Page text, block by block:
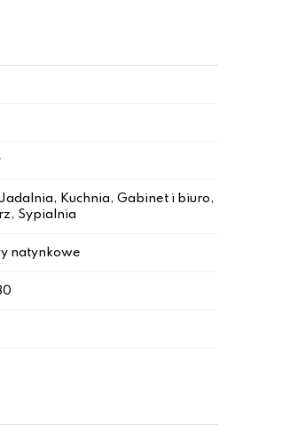
Kuchnia, Gabinet i biuro,
Sypialnia
natynkowe